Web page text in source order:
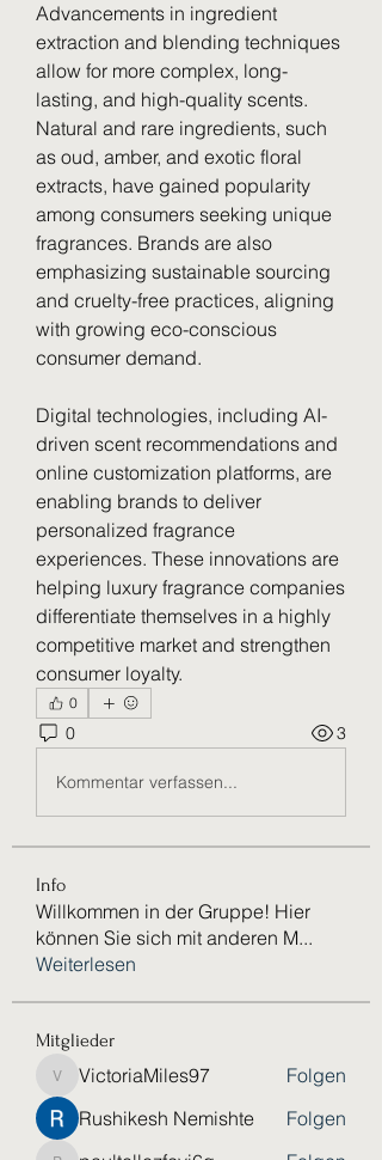
Advancements in ingredient
extraction and blending techniques
allow for more complex, long-
lasting, and high-quality scents.
Natural and rare ingredients, such
as oud, amber, and exotic floral
extracts, have gained popularity
among consumers seeking unique
fragrances. Brands are also
emphasizing sustainable sourcing
and cruelty-free practices, aligning
with growing eco-conscious
consumer demand.
Digital technologies, including AI-
driven scent recommendations and
online customization platforms, are
enabling brands to deliver
personalized fragrance
experiences. These innovations are
helping luxury fragrance companies
differentiate themselves in a highly
competitive market and strengthen
consumer loyalty.
0
0 3
Kommentar verfassen...
Info
Willkommen in der Gruppe! Hier
können Sie sich mit anderen M...
Weiterlesen
Mitglieder
VictoriaMiles97
VictoriaMiles97
Folgen
Rushikesh Nemishte
Folgen